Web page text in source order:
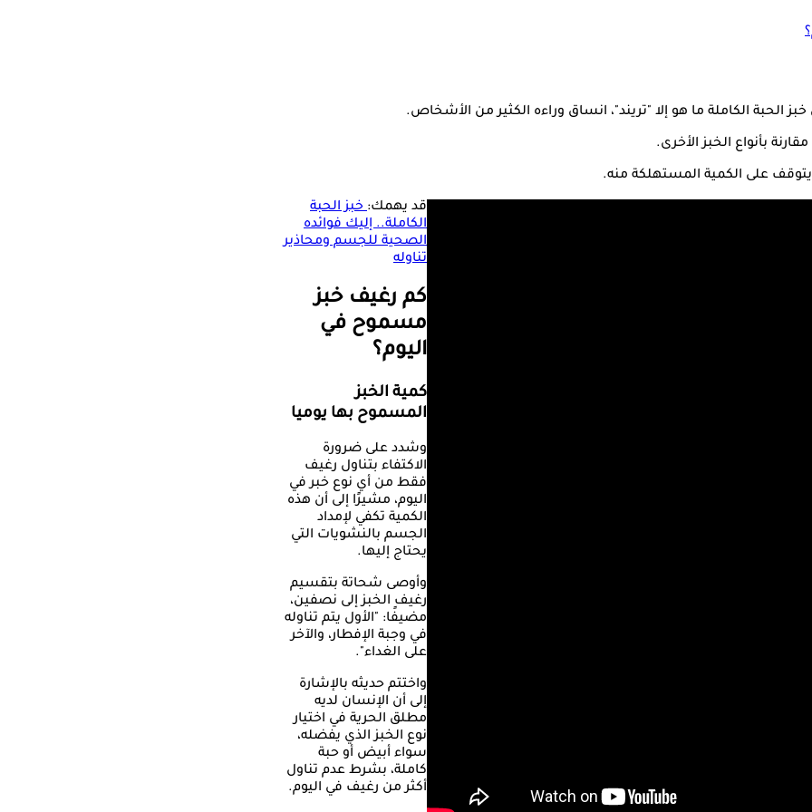
الحبة الكاملة ما هو إلا "تريند"، انساق وراءه الكثير من الأشخاص.
بأنواع الخبز الأخرى.
على الكمية المستهلكة منه.
قد يهمك:خبز الحبة
الكاملة.. إليك فوائده
الصحية للجسم ومحاذير
تناوله
كم رغيف خبز
مسموح في
اليوم؟
كمية الخبز
المسموح بها يوميا
وشدد على ضرورة
الاكتفاء بتناول رغيف
فقط من أي نوع خبر في
اليوم، مشيرًا إلى أن هذه
الكمية تكفي لإمداد
الجسم بالنشويات التي
يحتاج إليها.
وأوصى شحاتة بتقسيم
رغيف الخبز إلى نصفين،
مضيفًا: "الأول يتم تناوله
في وجبة الإفطار، والآخر
على الغداء".
واختتم حديثه بالإشارة
إلى أن الإنسان لديه
مطلق الحرية في اختيار
نوع الخبز الذي يفضله،
سواء أبيض أو حبة
كاملة، بشرط عدم تناول
أكثر من رغيف في اليوم.